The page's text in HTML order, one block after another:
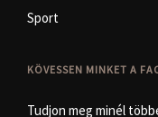
Sport
KÖVESSEN MINKET A
Tudjon meg minél